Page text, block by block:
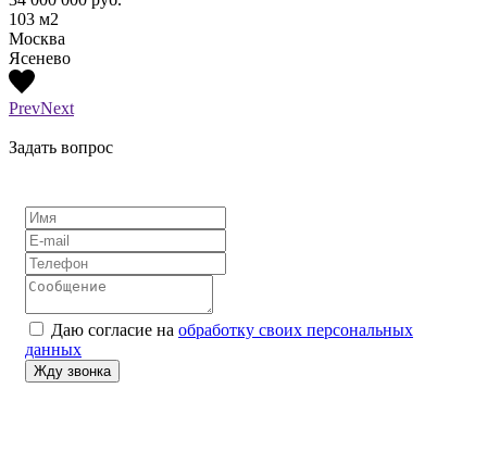
103 м2
Москва
Ясенево
PrevNext
Задать вопрос
Даю согласие на обработку своих персональных
данных